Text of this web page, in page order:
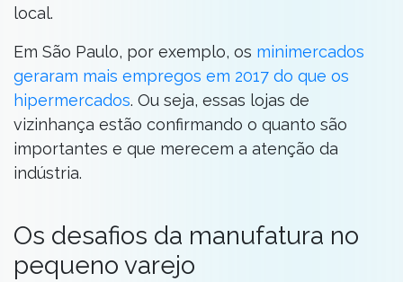
local.
Em São Paulo, por exemplo, os minimercados
geraram mais empregos em 2017 do que os
hipermercados. Ou seja, essas lojas de
vizinhança estão confirmando o quanto são
importantes e que merecem a atenção da
indústria.
Os desafios da manufatura no
pequeno varejo